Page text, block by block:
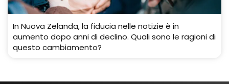
In Nuova Zelanda, la fiducia nelle notizie è in
aumento dopo anni di declino. Quali sono le ragioni di
questo cambiamento?